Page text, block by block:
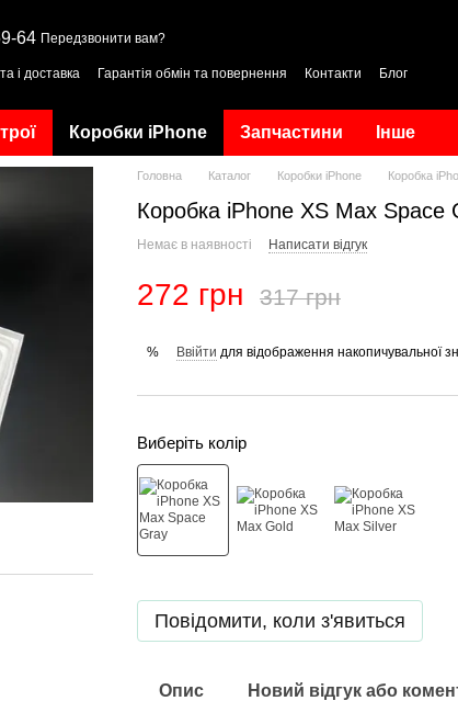
64 Передзвонити вам?
і доставка Гарантія обмін та повернення Контакти Блог
Коробки iPhone Запчастини Інше
Головна Каталог Коробки iPhone Коробка
Коробка iPhone XS Max Space
Немає в наявності Написати відгук
272 грн 317 грн
% Ввійти для відображення накопичувальної
Виберіть колір
Повідомити, коли з'явиться
Опис Новий відгук або